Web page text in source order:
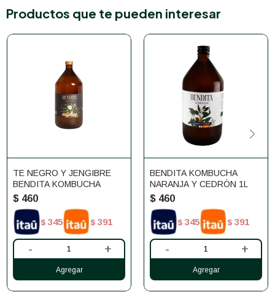
Productos que te pueden interesar
TE NEGRO Y JENGIBRE
BENDITA KOMBUCHA
$ 460
$ 345 $ 391
- +
BENDITA KOMBUCHA
NARANJA Y CEDRÓN 1L
$ 460
$ 345 $ 391
- +